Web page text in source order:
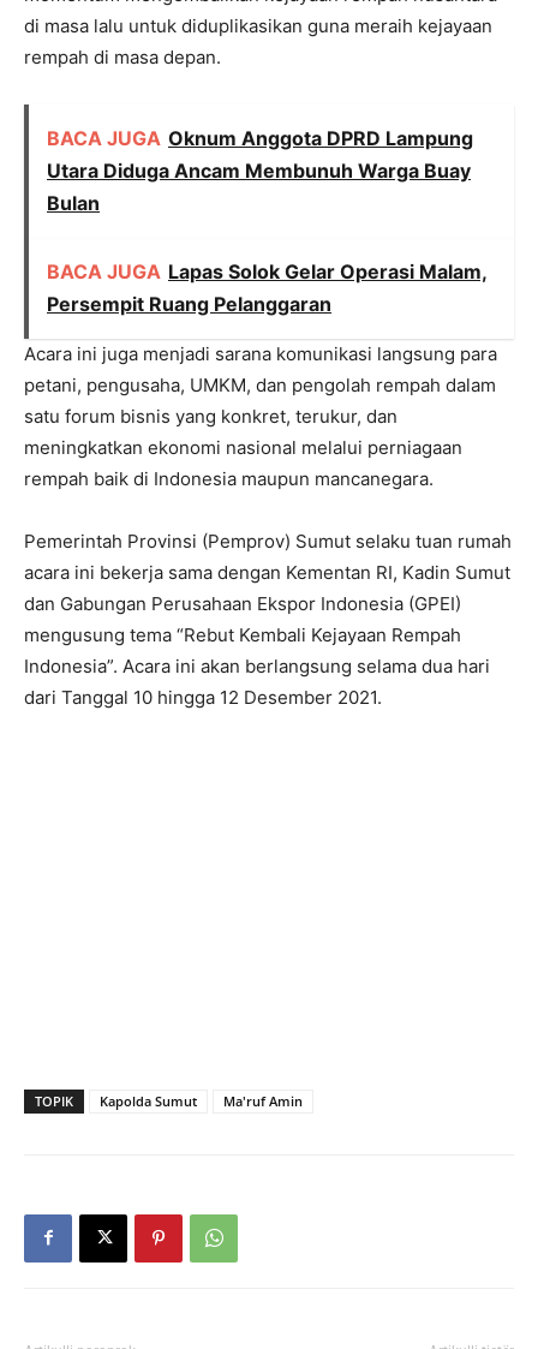
di masa lalu untuk diduplikasikan guna meraih kejayaan
rempah di masa depan.
BACA JUGA Oknum Anggota DPRD Lampung
Utara Diduga Ancam Membunuh Warga Buay
Bulan
BACA JUGA Lapas Solok Gelar Operasi Malam,
Persempit Ruang Pelanggaran
Acara ini juga menjadi sarana komunikasi langsung para
petani, pengusaha, UMKM, dan pengolah rempah dalam
satu forum bisnis yang konkret, terukur, dan
meningkatkan ekonomi nasional melalui perniagaan
rempah baik di Indonesia maupun mancanegara.
Pemerintah Provinsi (Pemprov) Sumut selaku tuan rumah
acara ini bekerja sama dengan Kementan RI, Kadin Sumut
dan Gabungan Perusahaan Ekspor Indonesia (GPEI)
mengusung tema “Rebut Kembali Kejayaan Rempah
Indonesia”. Acara ini akan berlangsung selama dua hari
dari Tanggal 10 hingga 12 Desember 2021.
TOPIK Kapolda Sumut Ma'ruf Amin